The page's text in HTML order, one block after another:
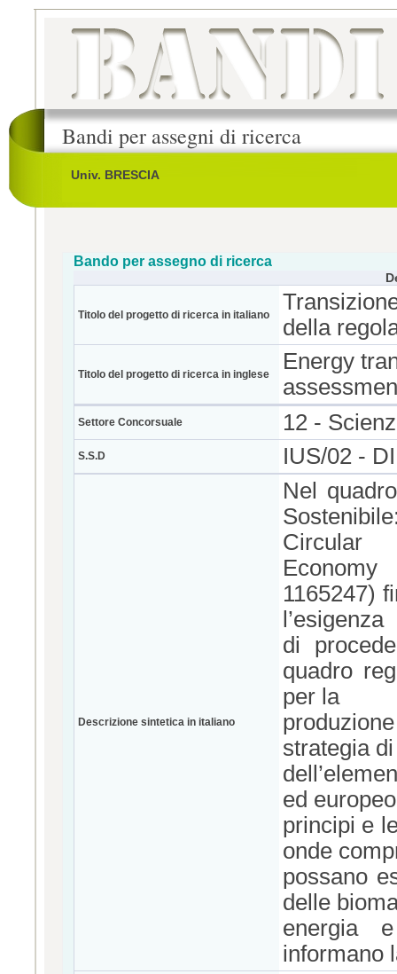
Bandi per assegni di ricerca
Univ. BRESCIA
Bando per assegno di ricerca
Titolo del progetto di ricerca in italiano
della
Titolo del progetto di ricerca in inglese
Energy
Settore Concorsuale 12 -
S.S.D IUS/02 -
Descrizione sintetica in italiano
Nel
Circular
1165247)
l’esigenza
di
quadro
per la
strategia
ed
principi e
onde
possano
delle
energia
informano